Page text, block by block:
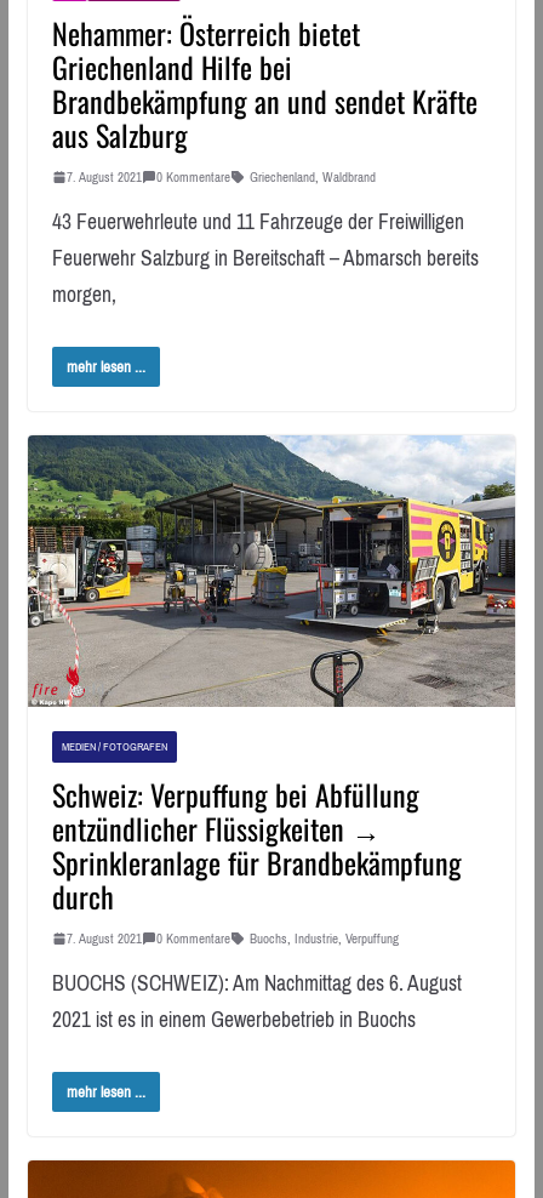
Nehammer: Österreich bietet
Griechenland Hilfe bei
Brandbekämpfung an und sendet Kräfte
aus Salzburg
7. August 2021 0 Kommentare Griechenland, Waldbrand
43 Feuerwehrleute und 11 Fahrzeuge der Freiwilligen
Feuerwehr Salzburg in Bereitschaft – Abmarsch bereits
morgen,
mehr lesen ...
MEDIEN / FOTOGRAFEN
Schweiz: Verpuffung bei Abfüllung
entzündlicher Flüssigkeiten →
Sprinkleranlage für Brandbekämpfung
durch
7. August 2021 0 Kommentare Buochs, Industrie, Verpuffung
BUOCHS (SCHWEIZ): Am Nachmittag des 6. August
2021 ist es in einem Gewerbebetrieb in Buochs
mehr lesen ...